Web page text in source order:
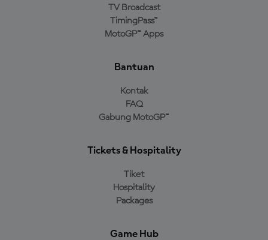
TV Broadcast
TimingPass™
MotoGP™ Apps
Bantuan
Kontak
FAQ
Gabung MotoGP™
Tickets & Hospitality
Tiket
Hospitality
Packages
Game Hub